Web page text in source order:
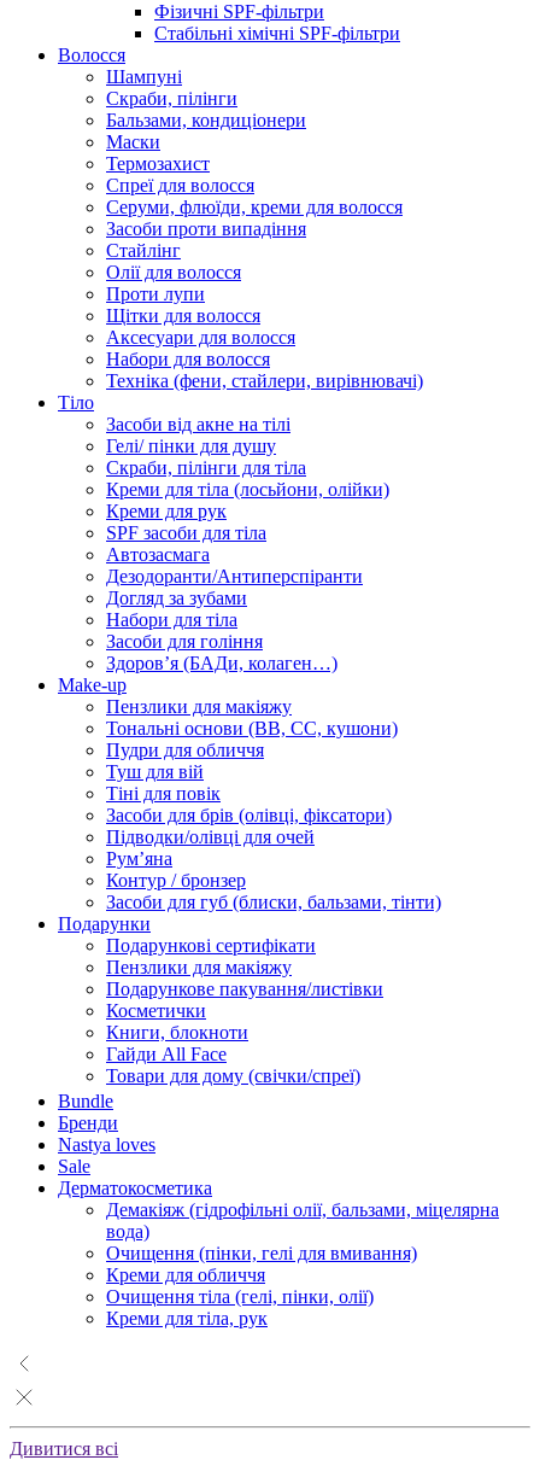
Фізичні SPF-фільтри
Стабільні хімічні SPF-фільтри
Волосся
Шампуні
Скраби, пілінги
Бальзами, кондиціонери
Маски
Термозахист
Спреї для волосся
Серуми, флюїди, креми для волосся
Засоби проти випадіння
Стайлінг
Олії для волосся
Проти лупи
Щітки для волосся
Аксесуари для волосся
Набори для волосся
Техніка (фени, стайлери, вирівнювачі)
Тіло
Засоби від акне на тілі
Гелі/ пінки для душу
Скраби, пілінги для тіла
Креми для тіла (лосьйони, олійки)
Креми для рук
SPF засоби для тіла
Автозасмага
Дезодоранти/Антиперспіранти
Догляд за зубами
Набори для тіла
Засоби для гоління
Здоровʼя (БАДи, колаген…)
Make-up
Пензлики для макіяжу
Тональні основи (BB, CC, кушони)
Пудри для обличчя
Туш для вій
Тіні для повік
Засоби для брів (олівці, фіксатори)
Підводки/олівці для очей
Румʼяна
Контур / бронзер
Засоби для губ (блиски, бальзами, тінти)
Подарунки
Подарункові сертифікати
Пензлики для макіяжу
Подарункове пакування/листівки
Косметички
Книги, блокноти
Гайди All Face
Товари для дому (свічки/спреї)
Bundle
Бренди
Nastya loves
Sale
Дерматокосметика
Демакіяж (гідрофільні олії, бальзами, міцелярна
вода)
Очищення (пінки, гелі для вмивання)
Креми для обличчя
Очищення тіла (гелі, пінки, олії)
Креми для тіла, рук
Дивитися всі